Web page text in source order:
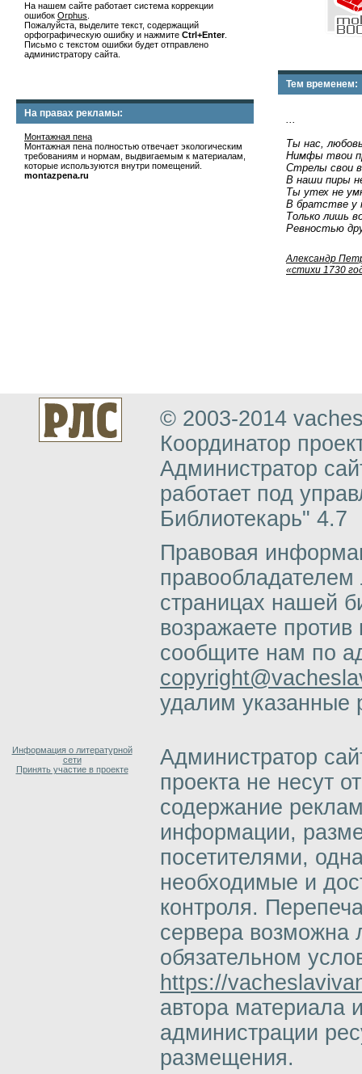
На нашем сайте работает система коррекции
ошибок Orphus
Пожалуйста, выделите текст, содержащий
орфографическую ошибку и нажмите Ctrl+Enter.
Письмо с текстом ошибки будет отправлено
администратору сайта.
На правах рекламы:
Монтажная пена
Монтажная пена полностью отвечает экологическим
требованиям и нормам, выдвигаемым к материалам,
которые используются внутри помещений.
montazpena.ru
Тем временем:
...
Ты нас,
Нимфы твои
Стрелы свои
В наши пиры
Ты утех не
В братстве у
Только лишь
Ревностью
Александр
«стихи 1730
© 2003-2014
Координатор
Администратор
работает под
Библиотекарь" 4.7
Правовая
страницах нашей
возражаете
сообщите нам по
удалим указанные
Информация о литературной
сети
Принять участие в проекте
Администратор
проекта не несут
содержание
информации,
посетителями,
необходимые и
контроля.
сервера возможна
обязательном
https://
автора материала
администрации
размещения.